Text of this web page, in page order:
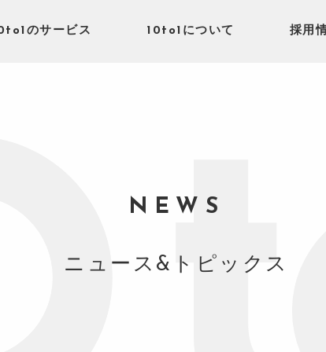
のサービス 10to1について 採用
NEWS
ニュース&トピックス